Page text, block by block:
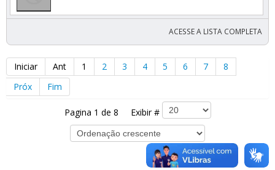
ACESSE A LISTA COMPLETA
Iniciar Ant 1 2 3 4 5 6 7
8
Próx
Fim
Pagina 1 de 8 Exibir #